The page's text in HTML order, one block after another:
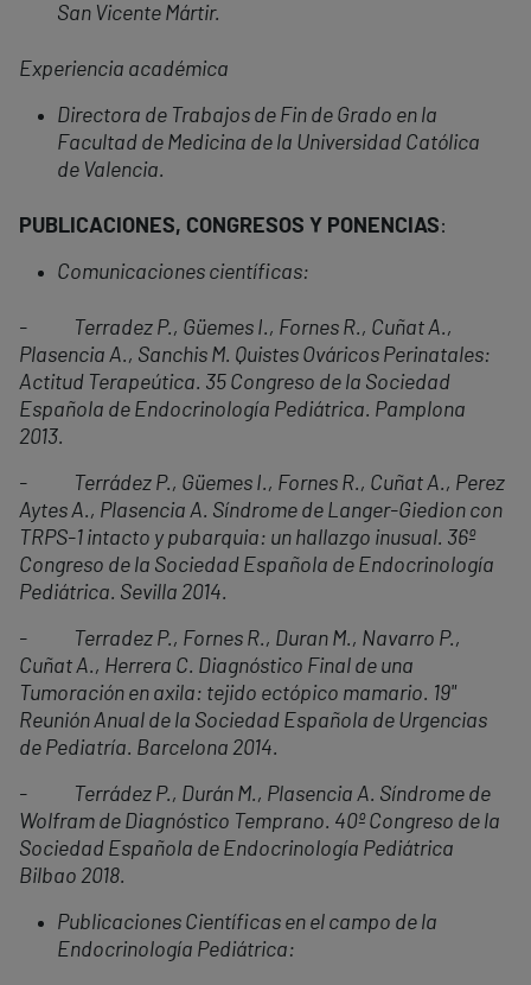
San Vicente Mártir.
Experiencia académica
Directora de Trabajos de Fin de Grado en la
Facultad de Medicina de la Universidad Católica
de Valencia.
PUBLICACIONES, CONGRESOS Y PONENCIAS:
Comunicaciones científicas:
- Terradez P., Güemes I., Fornes R., Cuñat A.,
Plasencia A., Sanchis M. Quistes Ováricos Perinatales:
Actitud Terapeútica. 35 Congreso de la Sociedad
Española de Endocrinología Pediátrica. Pamplona
2013.
- Terrádez P., Güemes I., Fornes R., Cuñat A., Perez
Aytes A., Plasencia A. Síndrome de Langer-Giedion con
TRPS-1 intacto y pubarquia: un hallazgo inusual. 36º
Congreso de la Sociedad Española de Endocrinología
Pediátrica. Sevilla 2014.
- Terradez P., Fornes R., Duran M., Navarro P.,
Cuñat A., Herrera C. Diagnóstico Final de una
Tumoración en axila: tejido ectópico mamario. 19"
Reunión Anual de la Sociedad Española de Urgencias
de Pediatría. Barcelona 2014.
- Terrádez P., Durán M., Plasencia A. Síndrome de
Wolfram de Diagnóstico Temprano. 40º Congreso de la
Sociedad Española de Endocrinología Pediátrica
Bilbao 2018.
Publicaciones Científicas en el campo de la
Endocrinología Pediátrica: